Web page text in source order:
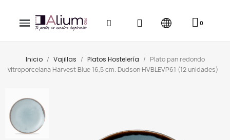
Inicio Vajillas Platos Hostelería
Plato pan redondo
vitroporcelana Harvest Blue 16,5 cm. Dudson HVBLEVP61 (12 unidades)